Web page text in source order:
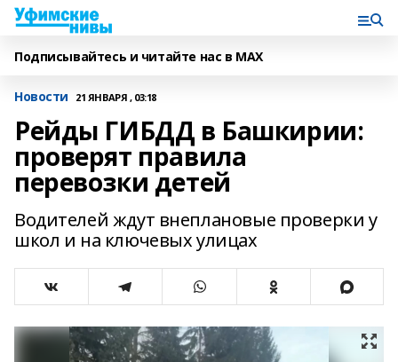
Подписывайтесь и читайте нас в MAX
Новости 21 ЯНВАРЯ , 03:18
Рейды ГИБДД в Башкирии:
проверят правила
перевозки детей
Водителей ждут внеплановые проверки у
школ и на ключевых улицах